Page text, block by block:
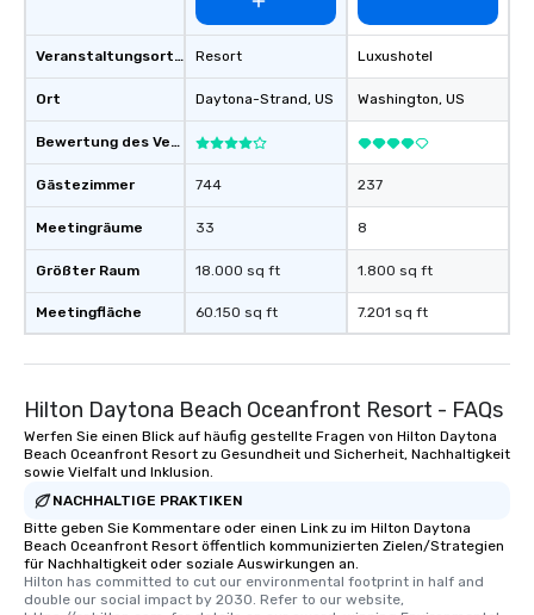
Veranstaltungsortstyp
Ort
Bewertung des Veranstaltungsortes
Gästezimmer
Meetingräume
Größter Raum
Meetingfläche
Resort
Daytona-Strand, US
744
33
18.000 sq ft
60.150 sq ft
Luxushotel
Washington, US
237
8
1.800 sq ft
7.201 sq ft
Hilton Daytona Beach Oceanfront Resort - FAQs
Werfen Sie einen Blick auf häufig gestellte Fragen von Hilton Daytona
Beach Oceanfront Resort zu Gesundheit und Sicherheit, Nachhaltigkeit
sowie Vielfalt und Inklusion.
NACHHALTIGE PRAKTIKEN
Bitte geben Sie Kommentare oder einen Link zu im Hilton Daytona
Beach Oceanfront Resort öffentlich kommunizierten Zielen/Strategien
für Nachhaltigkeit oder soziale Auswirkungen an.
Hilton has committed to cut our environmental footprint in half and
double our social impact by 2030. Refer to our website,